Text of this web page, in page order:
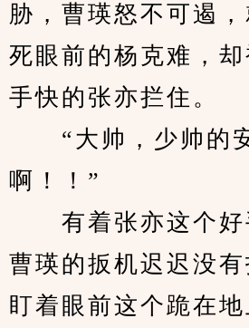
胁，曹瑛怒不可遏
死眼前的杨克难，
手快的张亦拦住。
“大帅，少帅的
啊！！”
有着张亦这个好
曹瑛的扳机迟迟没
盯着眼前这个跪在